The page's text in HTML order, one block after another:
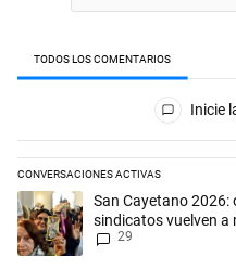
TODOS LOS COMENTARIOS
Todos los comentarios
Inicie
CONVERSACIONES ACTIVAS
Este listado muestra los
Un artículo de tendencia con el
San Cayetano 2026:
sindicatos vuelven a
Gobierno
29